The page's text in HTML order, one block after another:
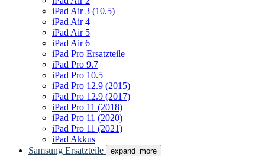
iPad Air 3 (10.5)
iPad Air 4
iPad Air 5
iPad Air 6
iPad Pro Ersatzteile
iPad Pro 9.7
iPad Pro 10.5
iPad Pro 12.9 (2015)
iPad Pro 12.9 (2017)
iPad Pro 11 (2018)
iPad Pro 11 (2020)
iPad Pro 11 (2021)
iPad Akkus
Samsung Ersatzteile
expand_more